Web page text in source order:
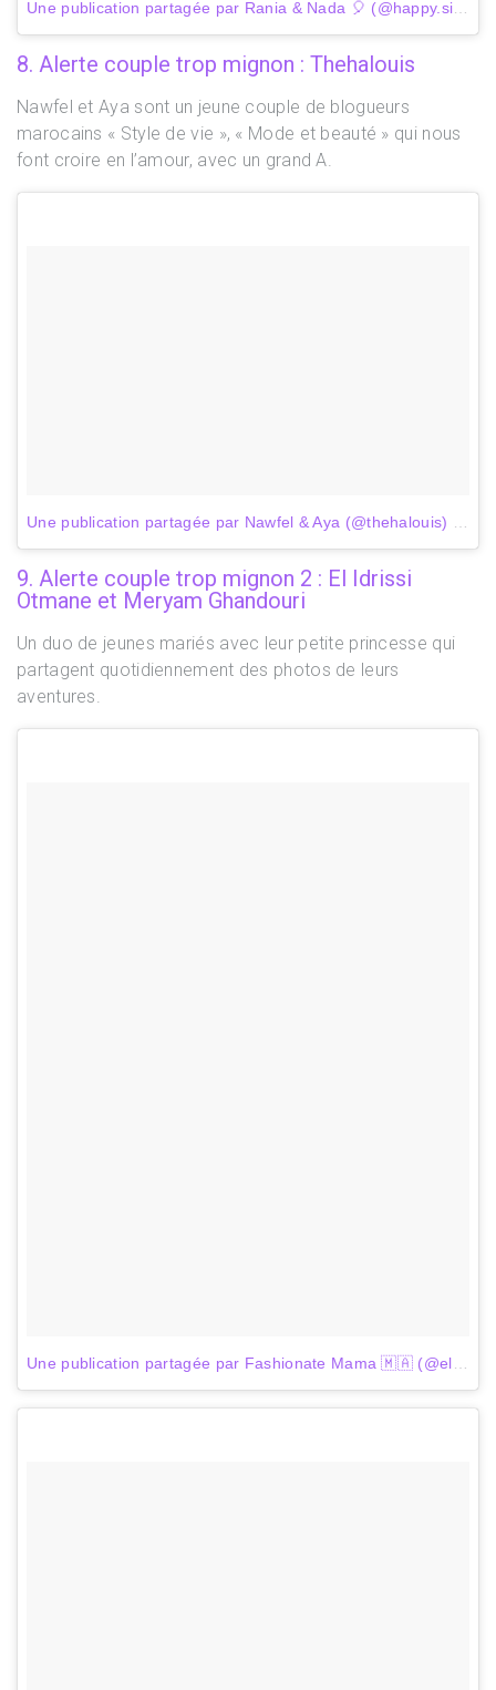
8. Alerte couple trop mignon : Thehalouis
Nawfel et Aya sont un jeune couple de blogueurs
marocains « Style de vie », « Mode et beauté » qui nous
font croire en l’amour, avec un grand A.
Une publication partagée par Nawfel & Aya (@thehalouis)
9. Alerte couple trop mignon 2 : El Idrissi
Otmane et Meryam Ghandouri
Un duo de jeunes mariés avec leur petite princesse qui
partagent quotidiennement des photos de leurs
aventures.